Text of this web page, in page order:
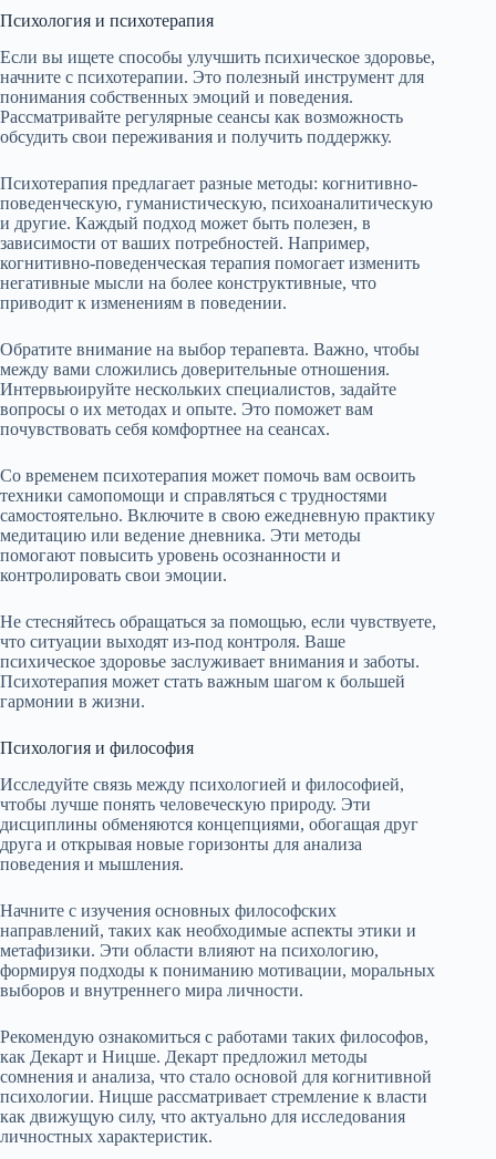
Психология и психотерапия
Если вы ищете способы улучшить психическое здоровье,
начните с психотерапии. Это полезный инструмент для
понимания собственных эмоций и поведения.
Рассматривайте регулярные сеансы как возможность
обсудить свои переживания и получить поддержку.
Психотерапия предлагает разные методы: когнитивно-
поведенческую, гуманистическую, психоаналитическую
и другие. Каждый подход может быть полезен, в
зависимости от ваших потребностей. Например,
когнитивно-поведенческая терапия помогает изменить
негативные мысли на более конструктивные, что
приводит к изменениям в поведении.
Обратите внимание на выбор терапевта. Важно, чтобы
между вами сложились доверительные отношения.
Интервьюируйте нескольких специалистов, задайте
вопросы о их методах и опыте. Это поможет вам
почувствовать себя комфортнее на сеансах.
Со временем психотерапия может помочь вам освоить
техники самопомощи и справляться с трудностями
самостоятельно. Включите в свою ежедневную практику
медитацию или ведение дневника. Эти методы
помогают повысить уровень осознанности и
контролировать свои эмоции.
Не стесняйтесь обращаться за помощью, если чувствуете,
что ситуации выходят из-под контроля. Ваше
психическое здоровье заслуживает внимания и заботы.
Психотерапия может стать важным шагом к большей
гармонии в жизни.
Психология и философия
Исследуйте связь между психологией и философией,
чтобы лучше понять человеческую природу. Эти
дисциплины обменяются концепциями, обогащая друг
друга и открывая новые горизонты для анализа
поведения и мышления.
Начните с изучения основных философских
направлений, таких как необходимые аспекты этики и
метафизики. Эти области влияют на психологию,
формируя подходы к пониманию мотивации, моральных
выборов и внутреннего мира личности.
Рекомендую ознакомиться с работами таких философов,
как Декарт и Ницше. Декарт предложил методы
сомнения и анализа, что стало основой для когнитивной
психологии. Ницше рассматривает стремление к власти
как движущую силу, что актуально для исследования
личностных характеристик.